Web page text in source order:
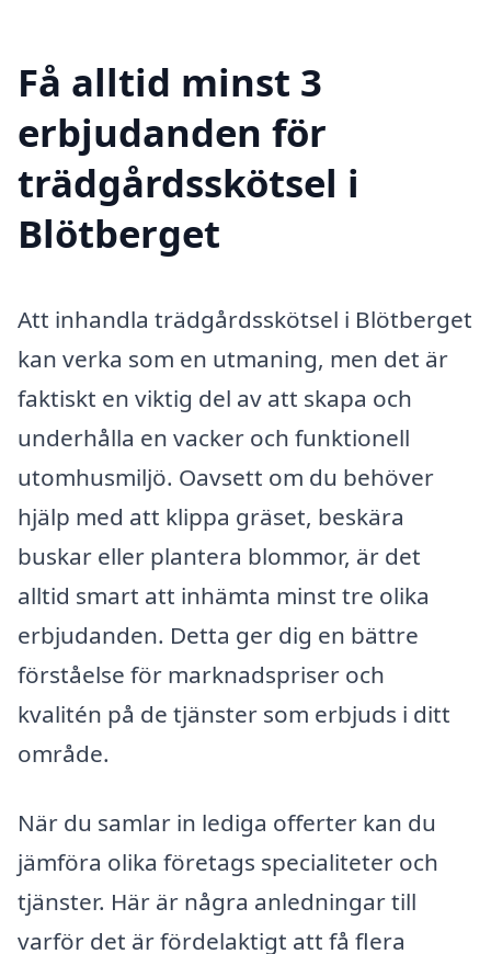
Få alltid minst 3
erbjudanden för
trädgårdsskötsel i
Blötberget
Att inhandla trädgårdsskötsel i Blötberget
kan verka som en utmaning, men det är
faktiskt en viktig del av att skapa och
underhålla en vacker och funktionell
utomhusmiljö. Oavsett om du behöver
hjälp med att klippa gräset, beskära
buskar eller plantera blommor, är det
alltid smart att inhämta minst tre olika
erbjudanden. Detta ger dig en bättre
förståelse för marknadspriser och
kvalitén på de tjänster som erbjuds i ditt
område.
När du samlar in lediga offerter kan du
jämföra olika företags specialiteter och
tjänster. Här är några anledningar till
varför det är fördelaktigt att få flera